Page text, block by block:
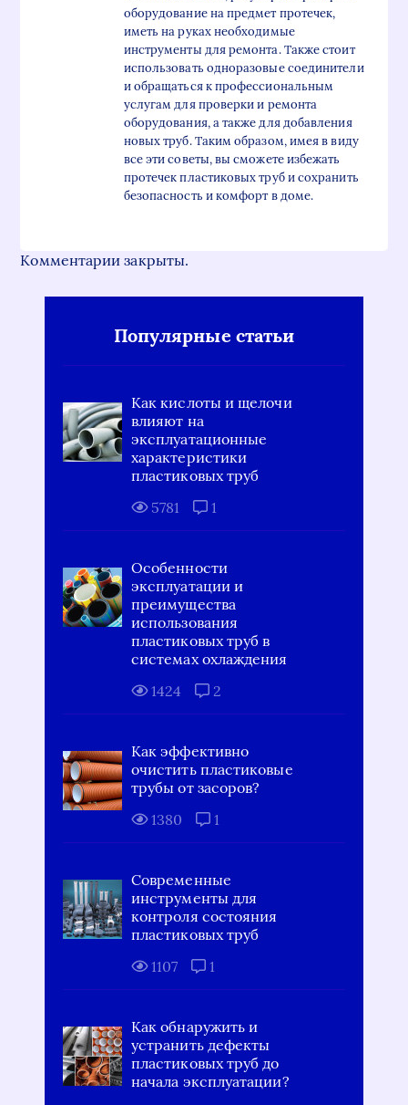
оборудование на предмет протечек,
иметь на руках необходимые
инструменты для ремонта. Также стоит
использовать одноразовые соединители
и обращаться к профессиональным
услугам для проверки и ремонта
оборудования, а также для добавления
новых труб. Таким образом, имея в виду
все эти советы, вы сможете избежать
протечек пластиковых труб и сохранить
безопасность и комфорт в доме.
Комментарии закрыты.
Популярные статьи
Как кислоты и щелочи
влияют на
эксплуатационные
характеристики
пластиковых труб
5781
1
Особенности
эксплуатации и
преимущества
использования
пластиковых труб в
системах охлаждения
1424
2
Как эффективно
очистить пластиковые
трубы от засоров?
1380
1
Современные
инструменты для
контроля состояния
пластиковых труб
1107
1
Как обнаружить и
устранить дефекты
пластиковых труб до
начала эксплуатации?